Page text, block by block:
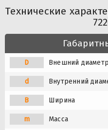
Технические
D Внешний диаметр
d Внутренний
B Ширина
m Масса